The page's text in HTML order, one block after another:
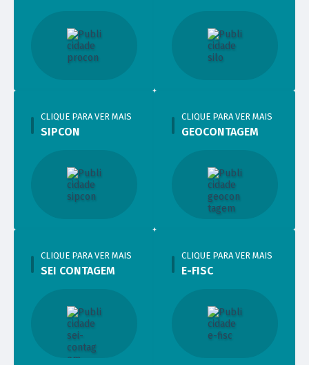
SIPCON
CLIQUE PARA VER MAIS
GEOCONTAGEM
CLIQUE PARA VER MAIS
SEI CONTAGEM
CLIQUE PARA VER MAIS
E-FISC
CLIQUE PARA VER MAIS